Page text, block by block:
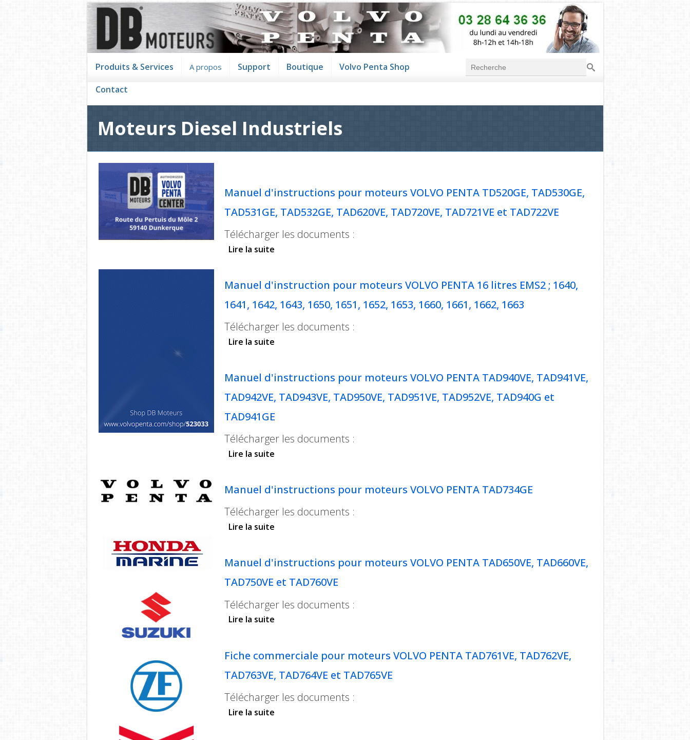
Produits & Services A propos Support Boutique
Volvo Penta Shop
Contact
Formulaire de
recherche
Recherche
Moteurs Diesel Industriels
Manuel d'instructions pour moteurs VOLVO PENTA TD520GE, TAD530GE,
TAD531GE, TAD532GE, TAD620VE, TAD720VE, TAD721VE et TAD722VE
Télécharger les documents :
Lire la suite
Manuel d'instruction pour moteurs VOLVO PENTA 16 litres EMS2 ; 1640,
1641, 1642, 1643, 1650, 1651, 1652, 1653, 1660, 1661, 1662, 1663
Télécharger les documents :
Lire la suite
Manuel d'instructions pour moteurs VOLVO PENTA TAD940VE, TAD941VE,
TAD942VE, TAD943VE, TAD950VE, TAD951VE, TAD952VE, TAD940G et
TAD941GE
Télécharger les documents :
Lire la suite
Manuel d'instructions pour moteurs VOLVO PENTA TAD734GE
Télécharger les documents :
Lire la suite
Manuel d'instructions pour moteurs VOLVO PENTA TAD650VE, TAD660VE,
TAD750VE et TAD760VE
Télécharger les documents :
Lire la suite
Fiche commerciale pour moteurs VOLVO PENTA TAD761VE, TAD762VE,
TAD763VE, TAD764VE et TAD765VE
Télécharger les documents :
Lire la suite